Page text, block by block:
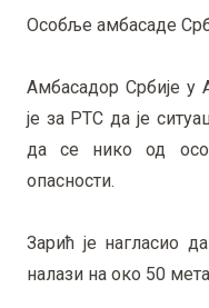
Особље амбасаде
Амбасадор Србије у
је за РТС да је
да се нико од
опасности.
Зарић је нагласио
налази на око 50